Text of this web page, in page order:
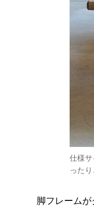
仕様
ったり
脚フレーム